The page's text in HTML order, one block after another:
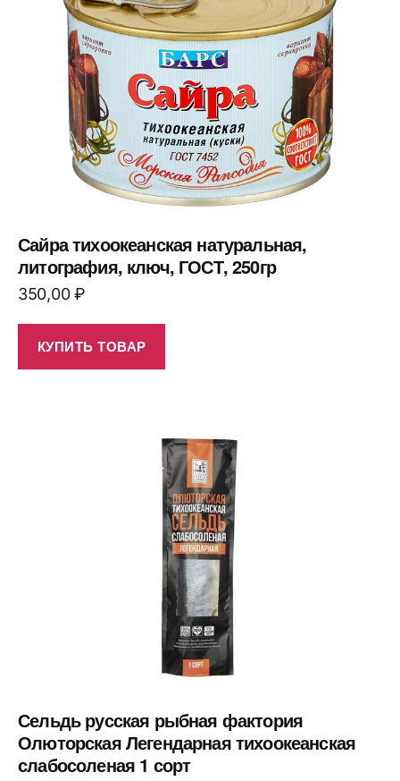
Сайра тихоокеанская натуральная,
литография, ключ, ГОСТ, 250гр
350,00₽
КУПИТЬ ТОВАР
Сельдь русская рыбная фактория
Олюторская Легендарная тихоокеанская
слабосоленая 1 сорт